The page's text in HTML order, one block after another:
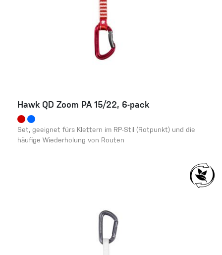
Hawk QD Zoom PA 15/22, 6-pack
Set, geeignet fürs Klettern im RP-Stil (Rotpunkt) und die
häufige Wiederholung von Routen